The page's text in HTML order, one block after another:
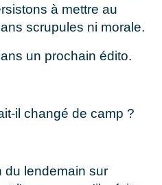
à mettre au
scrupules ni morale.
un prochain édito.
il changé de camp ?
du lendemain sur